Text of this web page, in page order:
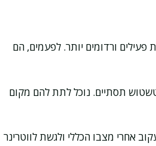
ורדומים יותר. לפעמים, הם
תסתיים. נוכל לתת להם מקום
אחרי מצבו הכללי ולגשת לווטרינר